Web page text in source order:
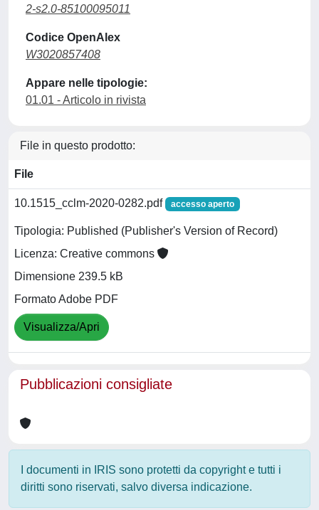
2-s2.0-85100095011
Codice OpenAlex
W3020857408
Appare nelle tipologie:
01.01 - Articolo in rivista
File in questo prodotto:
File
10.1515_cclm-2020-0282.pdf accesso aperto
Tipologia: Published (Publisher's Version of Record)
Licenza: Creative commons
Dimensione 239.5 kB
Formato Adobe PDF
Visualizza/Apri
Pubblicazioni consigliate
I documenti in IRIS sono protetti da copyright e tutti i
diritti sono riservati, salvo diversa indicazione.